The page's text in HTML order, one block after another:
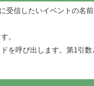
受信したいイベントの名
。
を呼び出します。第1引